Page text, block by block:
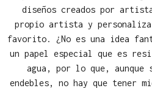
diseños creados por
propio artista y
favorito. ¿No es una idea
un papel especial que es
agua, por lo que, aunque
endebles, no hay que tener